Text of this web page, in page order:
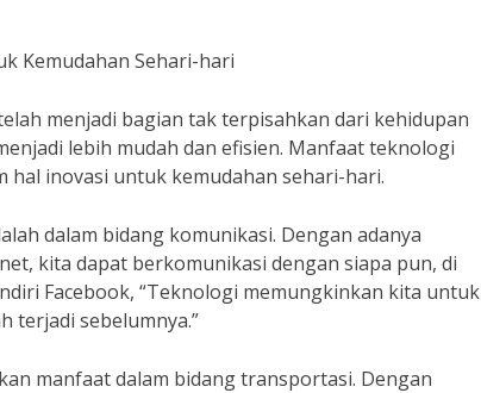
Kemudahan Sehari-hari
menjadi bagian tak terpisahkan dari kehidupan
lebih mudah dan efisien. Manfaat teknologi
hal inovasi untuk kemudahan sehari-hari.
dalam bidang komunikasi. Dengan adanya
kita dapat berkomunikasi dengan siapa pun, di
Facebook, “Teknologi memungkinkan kita untuk
terjadi sebelumnya.”
manfaat dalam bidang transportasi. Dengan